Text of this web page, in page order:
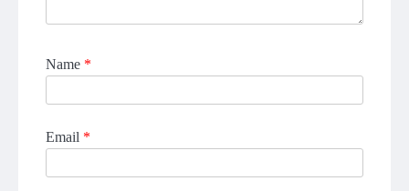
Name *
Email *